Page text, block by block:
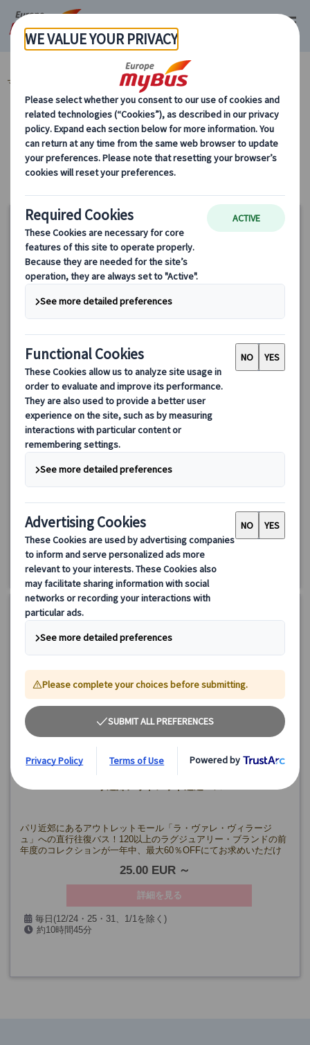
マイバス・ヨーロッパ 近郊観光スポット (2)
カテゴリーから探す
近郊観光スポット
ディズニーランド®パリ 1日パークチケット+パリ往復バス
パリからディズニーランド®までの往復バス料金とディズニーラン
ド®パークまたはディズニー・アドベンチャー・ワールド®を楽し
ンチャー・ワールド®の1日パスポート付きのため、入場チケット
購入のために並ぶ必要はありません。
詳細を見る
毎日
約11時間
パリ近郊にあるアウトレットモール「ラ・ヴァレ・ヴィラージ
ュ」への直行往復バス！120以上のラグジュアリー・ブランドの前
年度のコレクションが一年中、最大60％OFFにてお求めいただけ
25.00 EUR
詳細を見る
毎日(12/24・25・31、1/1を除く)
約10時間45分